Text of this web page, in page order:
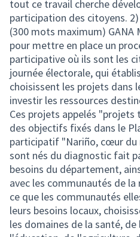
tout ce travail cherche
participation des citoyens.
(300 mots maximum)
pour mettre en place un
participative où ils sont les
journée électorale, qui
choisissent les projets dans
investir les ressources
Ces projets appelés
des objectifs fixés dans le
participatif "Nariño, cœur du
sont nés du diagnostic fait
besoins du département,
avec les communautés de
ce que les communautés
leurs besoins locaux,
les domaines de la santé,